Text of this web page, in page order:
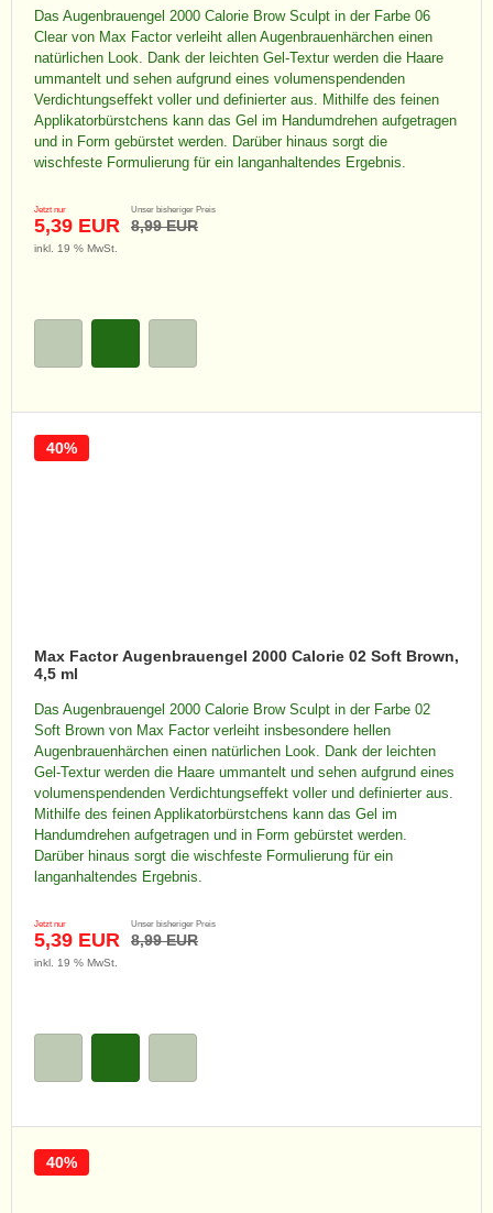
Das Augenbrauengel 2000 Calorie Brow Sculpt in der Farbe 06
Clear von Max Factor verleiht allen Augenbrauenhärchen einen
natürlichen Look. Dank der leichten Gel-Textur werden die Haare
ummantelt und sehen aufgrund eines volumenspendenden
Verdichtungseffekt voller und definierter aus. Mithilfe des feinen
Applikatorbürstchens kann das Gel im Handumdrehen aufgetragen
und in Form gebürstet werden. Darüber hinaus sorgt die
wischfeste Formulierung für ein langanhaltendes Ergebnis.
Jetzt nur
5,39 EUR
Unser bisheriger Preis
8,99 EUR
inkl. 19 % MwSt.
Max Factor Augenbrauengel 2000 Calorie 02 Soft Brown,
4,5 ml
Das Augenbrauengel 2000 Calorie Brow Sculpt in der Farbe 02
Soft Brown von Max Factor verleiht insbesondere hellen
Augenbrauenhärchen einen natürlichen Look. Dank der leichten
Gel-Textur werden die Haare ummantelt und sehen aufgrund eines
volumenspendenden Verdichtungseffekt voller und definierter aus.
Mithilfe des feinen Applikatorbürstchens kann das Gel im
Handumdrehen aufgetragen und in Form gebürstet werden.
Darüber hinaus sorgt die wischfeste Formulierung für ein
langanhaltendes Ergebnis.
Jetzt nur
5,39 EUR
Unser bisheriger Preis
8,99 EUR
40%
inkl. 19 % MwSt.
40%